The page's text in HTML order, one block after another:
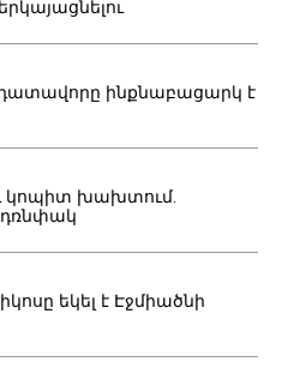
դատավորը ինքնաբացարկ է
կոպիտ խախտում.
եկել է Էջմիածնի
դիմել է